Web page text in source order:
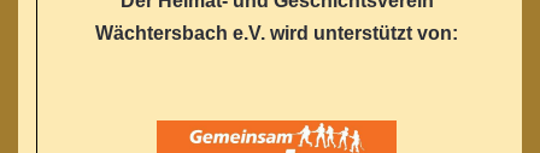
Wächtersbach e.V. wird unterstützt von: